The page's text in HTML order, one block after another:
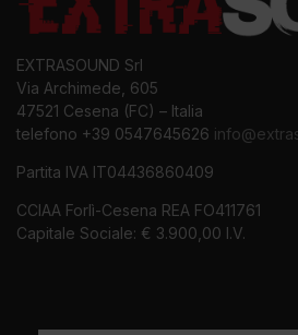
EXTRASOUND Srl
Via Archimede, 605
47521 Cesena (FC) – Italia
telefono +39 0547645626
Partita IVA IT04436860409
CCIAA Forlì-Cesena REA FO411761
Capitale Sociale: € 3.900,00 I.V.